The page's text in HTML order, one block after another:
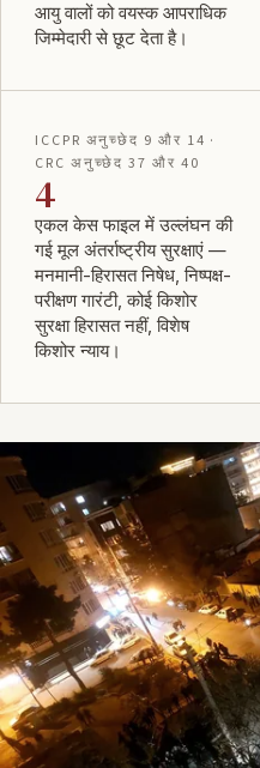
आयु वालों को वयस्क आपराधिक
जिम्मेदारी से छूट देता है।
ICCPR अनुच्छेद 9 और 14 ·
CRC अनुच्छेद 37 और 40
4
एकल केस फाइल में उल्लंघन की
गई मूल अंतर्राष्ट्रीय सुरक्षाएं —
मनमानी-हिरासत निषेध, निष्पक्ष-
परीक्षण गारंटी, कोई किशोर
सुरक्षा हिरासत नहीं, विशेष
किशोर न्याय।